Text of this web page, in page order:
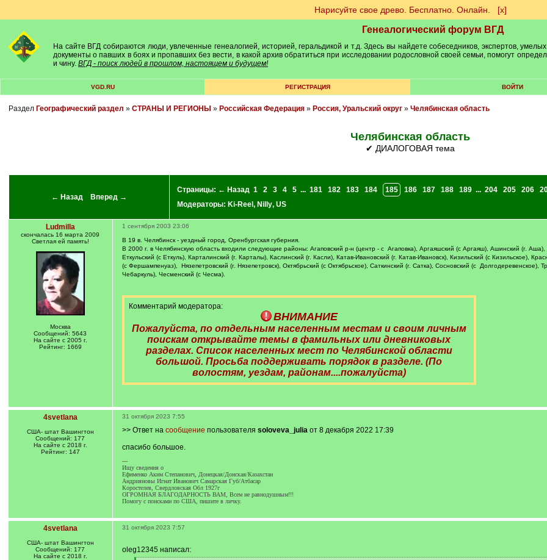
Нарисуйте свое древо. Бесплатно. Онлайн. [х]
Генеалогический форум ВГД
На сайте ВГД собираются люди, увлеченные генеалогией, историей, геральдикой и т.д. Здесь вы найдете собеседников, экспертов,
документы о павших в боях и пропавших без вести, в какой архив обратиться при исследовании родословной своей семьи, помогут
и чину. ВГД - поиск людей в прошлом, настоящем и будущем!
VGD.RU РЕГИСТРАЦИЯ ВОЙТИ
Раздел Географический раздел » СТРАНЫ И РЕГИОНЫ » Российская Федерация» Россия, Уральский округ» Челябинская область
Челябинская область
✔ ДИАЛОГОВАЯ тема
← Назад Вперед →
Страницы: ← Назад 1 2 3 4 5 ... 181 182 183 184 185 186 187 188 189 ... 204 205 206
Модераторы: Ki-Reel , Nilly, US
Ludmilla
скончалась 16 марта 2009
Светлая ей память!
Москва
Сообщений: 5643
На сайте с 2005 г.
Рейтинг: 1669
1 сентября 2003 23:06
В 19 в. Челябинск - уездный город, Оренбургская губерния.
В 2000 г. в Челябинскую область входили следующие районы: Агаповский р-н (центр - с Агаповка), Аргаяшский (с Аргаяш), Ашинский (г.
Еткульский (с Еткуль), Карталинский (г. Карталы), Каслинский (г. Касли), Катав-Ивановский (г. Катав-Ивановск), Кизильский (с Кизильское),
(с Фершампенуаз), Нязепетровский (г. Нязепетровск), Октябрьский (с Октябрьское), Саткинский (г. Сатка), Сосновский (с Долгодеревенское),
Чебаркуль), Чесменский (с Чесма).
Комментарий модератора:
ВНИМАНИЕ
Пожалуйста, по отдельным населенным местам и своим личным
поискам открывайте темы в фамильных или дневниковых
разделах. Список населенных мест по Челябинской области
большой. Просьба поддерживать порядок в разделе. (По
волостям, уездам, районам....пожалуйста)
4svetlana
США- штат Вашингтон
Сообщений: 177
На сайте с 2018 г.
Рейтинг: 147
31 октября 2023 7:55
>> Ответ на сообщение пользователя soloveva_juliaот 8 декабря 2022 17:39
спасибо большое.
---
Ищу сведения о
Ефименко Аким Степанович, Донецкая/Донская/Казахстан
Андрияновы Игнат Иванович Самарская Губ/Атбасар
Коростелев, Свердловская Обл 1927г
ОГРОМНАЯ БЛАГОДАРНОСТЬ ВАМ, Всем не равнодушным!!!
Помогу с поисками по США, пишите в личку.
4svetlana
США- штат Вашингтон
Сообщений: 177
На сайте с 2018 г.
31 октября 2023 7:57
oleg12345 написал: